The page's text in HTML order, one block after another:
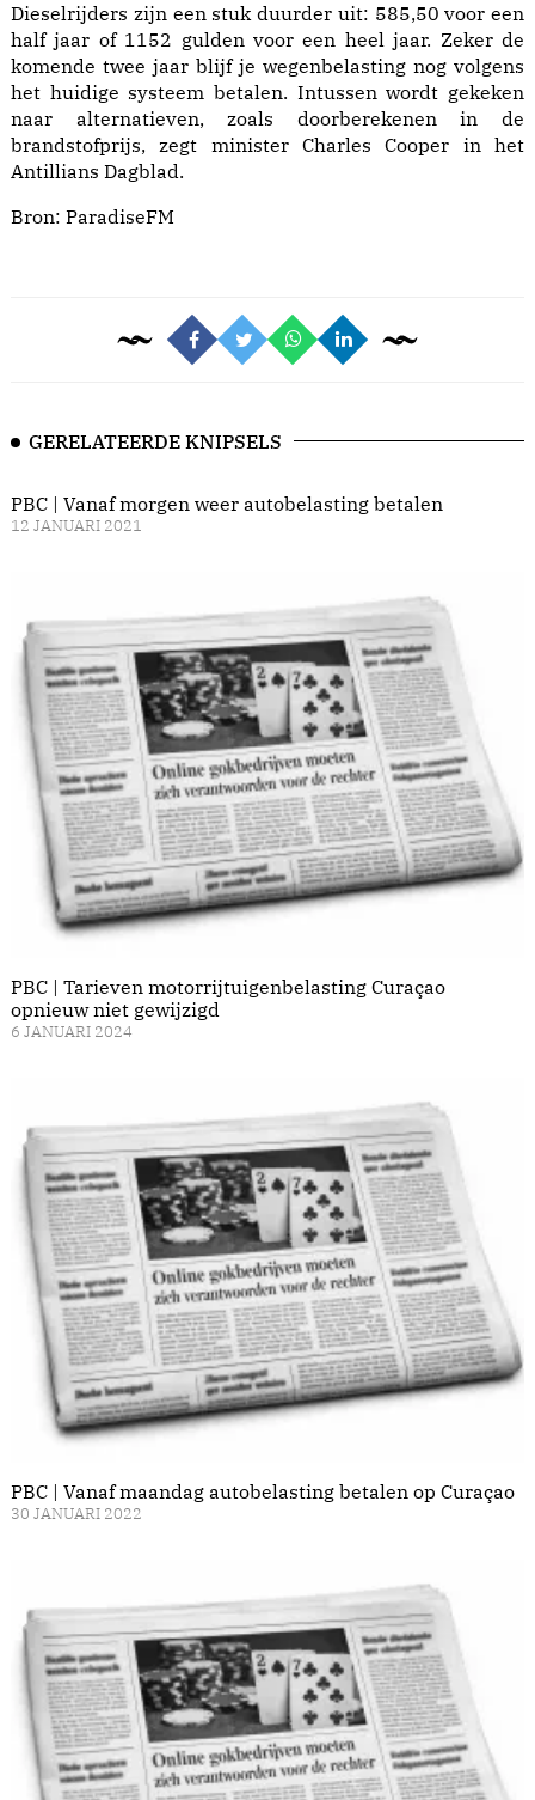
Dieselrijders zijn een stuk duurder uit: 585,50 voor een
half jaar of 1152 gulden voor een heel jaar. Zeker de
komende twee jaar blijf je wegenbelasting nog volgens
het huidige systeem betalen. Intussen wordt gekeken
naar alternatieven, zoals doorberekenen in de
brandstofprijs, zegt minister Charles Cooper in het
Antillians Dagblad.
Bron: ParadiseFM
GERELATEERDE KNIPSELS
PBC | Vanaf morgen weer autobelasting betalen
12 JANUARI 2021
PBC | Tarieven motorrijtuigenbelasting Curaçao
opnieuw niet gewijzigd
6 JANUARI 2024
PBC | Vanaf maandag autobelasting betalen op Curaçao
30 JANUARI 2022